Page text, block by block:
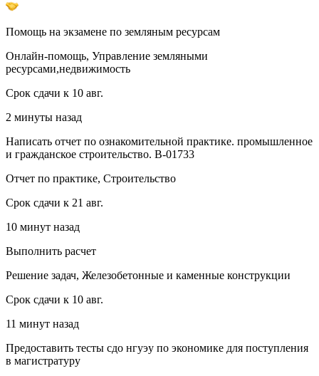
Помощь на экзамене по земляным ресурсам
Онлайн-помощь, Управление земляными
ресурсами,недвижимость
Срок сдачи к 10 авг.
2 минуты назад
Написать отчет по ознакомительной практике. промышленное
и гражданское строительство. В-01733
Отчет по практике, Строительство
Срок сдачи к 21 авг.
10 минут назад
Выполнить расчет
Решение задач, Железобетонные и каменные конструкции
Срок сдачи к 10 авг.
11 минут назад
Предоставить тесты сдо нгуэу по экономике для поступления
в магистратуру